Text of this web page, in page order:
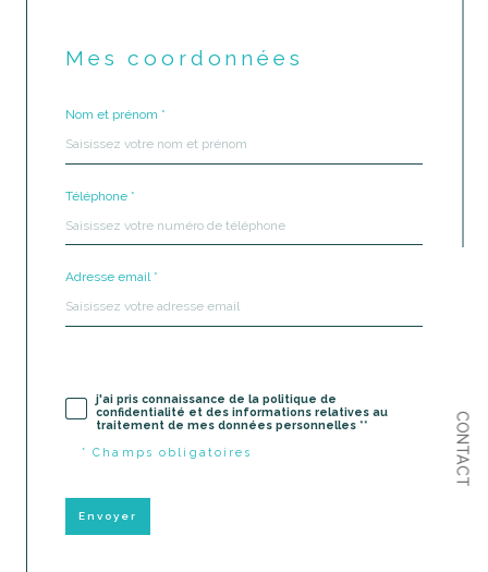
CONTACT
Mes coordonnées
Nom et prénom *
Téléphone *
Adresse email *
j'ai pris connaissance de la politique de
confidentialité et des informations relatives au
traitement de mes données personnelles **
* Champs obligatoires
Envoyer